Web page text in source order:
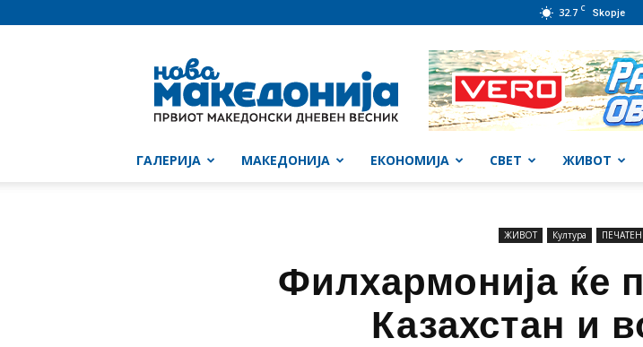
32.7 C Skopje
Македонија
ГАЛЕРИЈА МАКЕДОНИЈА ЕКОНОМИЈА СВЕТ ЖИВОТ
ЖИВОТ Култура
Филхармонија ќе
Казахстан и